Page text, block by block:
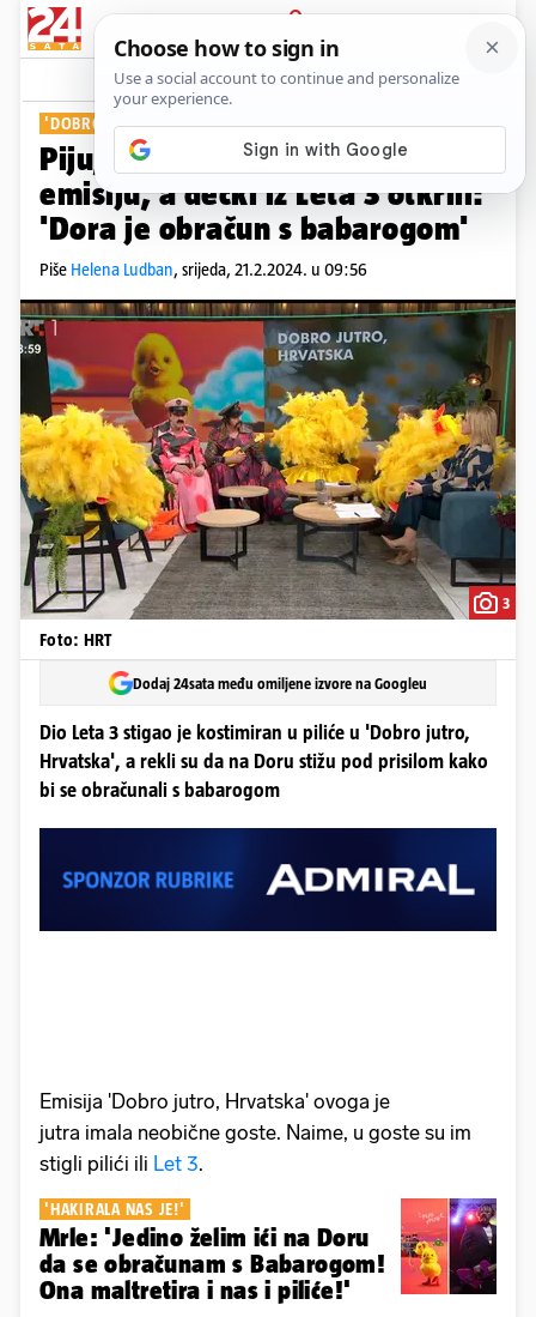
PRIJAVA
Show Komentari
'DOBRO JUTRO, HRVATSKA'
Piju, piju! Pilići stigli u jutarnju
emisiju, a dečki iz Leta 3 otkrili:
'Dora je obračun s babarogom'
Piše Helena Ludban, srijeda, 21.2.2024. u 09:56
3
Foto: HRT
Dodaj 24sata među omiljene izvore na Googleu
Dio Leta 3 stigao je kostimiran u piliće u 'Dobro jutro,
Hrvatska', a rekli su da na Doru stižu pod prisilom kako
bi se obračunali s babarogom
Emisija 'Dobro jutro, Hrvatska' ovoga je
jutra imala neobične goste. Naime, u goste su im
stigli pilići ili Let 3.
'HAKIRALA NAS JE!'
Mrle: 'Jedino želim ići na Doru
da se obračunam s Babarogom!
Ona maltretira i nas i piliće!'